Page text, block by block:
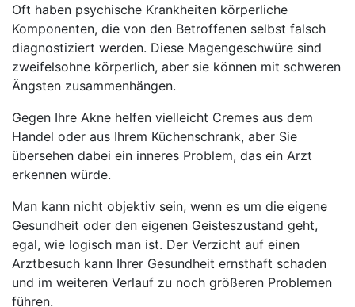
Oft haben psychische Krankheiten körperliche
Komponenten, die von den Betroffenen selbst falsch
diagnostiziert werden. Diese Magengeschwüre sind
zweifelsohne körperlich, aber sie können mit schweren
Ängsten zusammenhängen.
Gegen Ihre Akne helfen vielleicht Cremes aus dem
Handel oder aus Ihrem Küchenschrank, aber Sie
übersehen dabei ein inneres Problem, das ein Arzt
erkennen würde.
Man kann nicht objektiv sein, wenn es um die eigene
Gesundheit oder den eigenen Geisteszustand geht,
egal, wie logisch man ist. Der Verzicht auf einen
Arztbesuch kann Ihrer Gesundheit ernsthaft schaden
und im weiteren Verlauf zu noch größeren Problemen
führen.